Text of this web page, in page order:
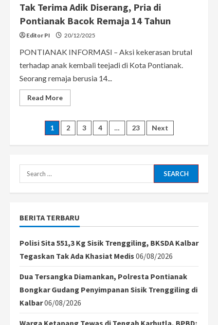
Tak Terima Adik Diserang, Pria di
Pontianak Bacok Remaja 14 Tahun
Editor PI 20/12/2025
PONTIANAK INFORMASI – Aksi kekerasan brutal
terhadap anak kembali teejadi di Kota Pontianak.
Seorang remaja berusia 14...
Read MoreRead
more
Terima
Adik
Diserang,
Pria
Bacok
Tahun
Posts
pagination
1 2 3 4 … 23 Next
Search
for:
BERITA TERBARU
Polisi Sita 551,3 Kg Sisik Trenggiling, BKSDA Kalbar
Tegaskan Tak Ada Khasiat Medis 06/08/2026
Dua Tersangka Diamankan, Polresta Pontianak
Bongkar Gudang Penyimpanan Sisik Trenggiling di
Kalbar06/08/2026
Warga Ketapang Tewas di Tengah Karhutla, BPBD: